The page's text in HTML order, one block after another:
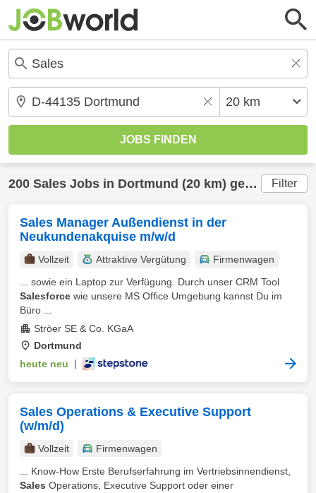
200 Sales Jobs in Dortmund (20 km) gefunden Filter
Sales Manager Außendienst in der
Neukundenakquise m/w/d
Vollzeit Attraktive Vergütung
Firmenwagen
... sowie ein Laptop zur Verfügung. Durch unser CRM Tool
Salesforce wie unsere MS Office Umgebung kannst Du im
Büro ...
Ströer SE & Co. KGaA
Dortmund
heute neu
Sales Operations & Executive Support
(w/m/d)
Vollzeit
Firmenwagen
... Know-How Erste Berufserfahrung im Vertriebsinnendienst,
Sales Operations, Executive Support oder einer